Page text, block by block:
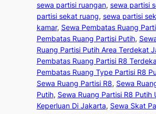
sewa partisi ruangan, sewa partisi
partisi sekat ruang, sewa partisi
kamar, Sewa Pembatas Ruang
Pembatas Ruang Partisi Putih,
Ruang Partisi Putih Area Terdekat
Pembatas Ruang Partisi R8
Pembatas Ruang Type Partisi R8
Sewa Ruang Partisi R8, Sewa
Putih, Sewa Ruang Partisi R8 Putih
Keperluan Di Jakarta, Sewa Skat